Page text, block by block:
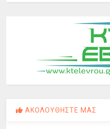
ΑΚΟΛΟΥΘΗΣΤΕ ΜΑΣ